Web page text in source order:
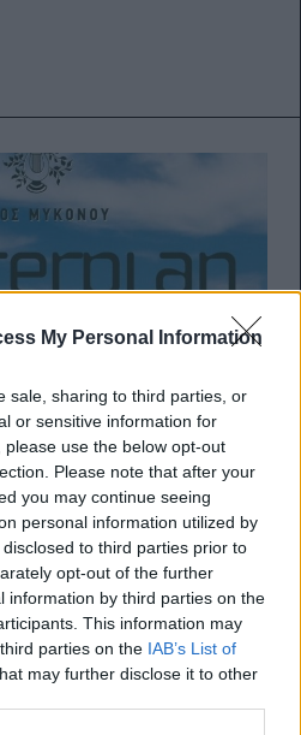
My Personal Information
sale, sharing to third parties, or
or sensitive information for
use the below opt-out
Please note that after your
you may continue seeing
personal information utilized by
to third parties prior to
opt-out of the further
information by third parties on the
This information may
parties on the IAB’s List of
may further disclose it to other
την ερευνητική
υποστήριξη με